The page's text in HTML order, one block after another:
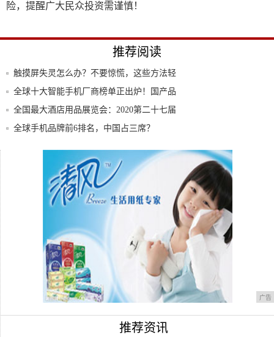
险，提醒广大民众投资需谨慎！
推荐阅读
触摸屏失灵怎么办？不要惊慌，这些方法轻
松搞定
全球十大智能手机厂商榜单正出炉！国产品
牌成最
全国最大酒店用品展览会：2020第二十七届
广
全球手机品牌前6排名，中国占三席？
手机进水第一时间该怎么处理？大部分人都
广告
推荐资讯